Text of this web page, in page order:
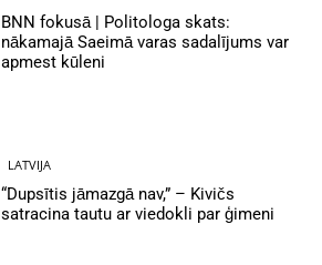
BNN fokusā | Politologa skats:
nākamajā Saeimā varas sadalījums var
apmest kūleni
LATVIJA
“Dupsītis jāmazgā nav,” – Kivičs
satracina tautu ar viedokli par ģimeni